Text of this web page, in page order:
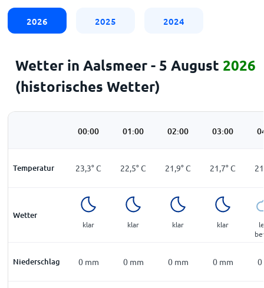
2026 2025 2024
Wetter in Aalsmeer - 5 August 2026
(historisches Wetter)
00:00 01:00 02:00 03:00
Temperatur 23,3°C 22,5°C 21,9°C 21,7°C
Wetter
klar klar klar klar
Niederschlag 0 mm 0 mm 0 mm 0 mm 0